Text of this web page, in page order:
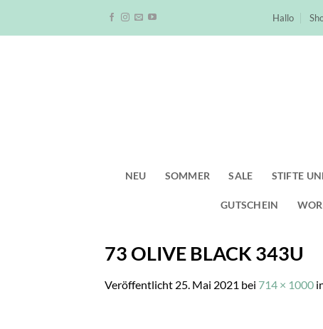
Hallo
NEU SOMMER SALE STIFTE
GUTSCHEIN
73 OLIVE BLACK 343U
Veröffentlicht 25. Mai 2021 bei 714 × 1000